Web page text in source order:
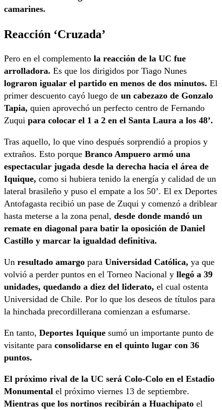
camarines.
Reacción ‘Cruzada’
Pero en el complemento la reacción de la UC fue
arrolladora. Es que los dirigidos por Tiago Nunes
lograron igualar el partido en menos de dos minutos. El
primer descuento cayó luego de un cabezazo de Gonzalo
Tapia, quien aprovechó un perfecto centro de Fernando
Zuqui para colocar el 1 a 2 en el Santa Laura a los 48’.
Tras aquello, lo que vino después sorprendió a propios y
extraños. Esto porque Branco Ampuero armó una
espectacular jugada desde la derecha hacia el área de
Iquique, como si hubiera tenido la energía y calidad de un
lateral brasileño y puso el empate a los 50’. El ex Deportes
Antofagasta recibió un pase de Zuqui y comenzó a driblear
hasta meterse a la zona penal, desde donde mandó un
remate en diagonal para batir la oposición de Daniel
Castillo y marcar la igualdad definitiva.
Un resultado amargo para Universidad Católica, ya que
volvió a perder puntos en el Torneo Nacional y llegó a 39
unidades, quedando a diez del liderato, el cual ostenta
Universidad de Chile. Por lo que los deseos de títulos para
la hinchada precordillerana comienzan a esfumarse.
En tanto, Deportes Iquique sumó un importante punto de
visitante para consolidarse en el quinto lugar con 36
puntos.
El próximo rival de la UC será Colo-Colo en el Estadio
Monumental el próximo viernes 13 de septiembre.
Mientras que los nortinos recibirán a Huachipato el